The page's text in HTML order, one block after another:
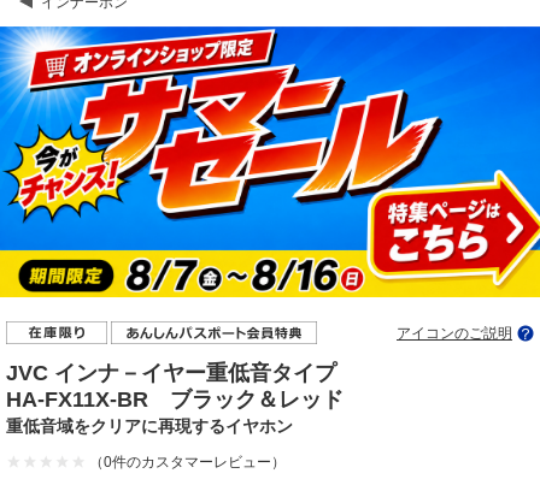
アイコンのご説明
JVC インナ－イヤー重低音タイプ
HA-FX11X-BR ブラック＆レッド
重低音域をクリアに再現するイヤホン
（0件のカスタマーレビュー）